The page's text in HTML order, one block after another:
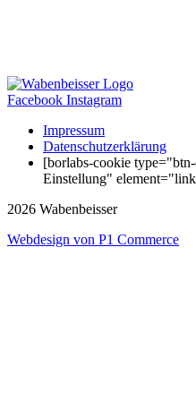
Facebook Instagram
Impressum
Datenschutzerklärung
[borlabs-cookie
Einstellung"
2026 Wabenbeisser
Webdesign von P1 Commerce